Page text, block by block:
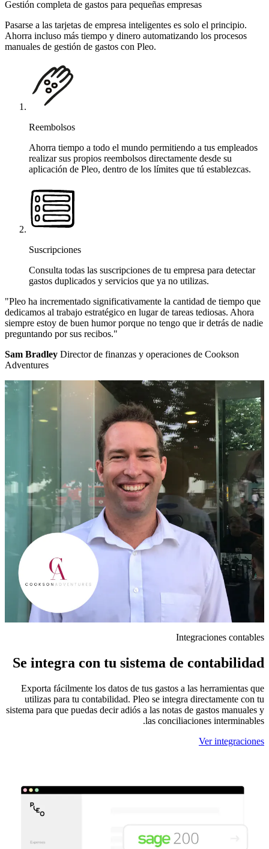
Gestión completa de gastos para pequeñas empresas
Pasarse a las tarjetas de empresa inteligentes es solo el principio.
Ahorra incluso más tiempo y dinero automatizando los procesos
manuales de gestión de gastos con Pleo.
Reembolsos
Ahorra tiempo a todo el mundo permitiendo a tus empleados
realizar sus propios reembolsos directamente desde su
aplicación de Pleo, dentro de los límites que tú establezcas.
Suscripciones
Consulta todas las suscripciones de tu empresa para detectar
gastos duplicados y servicios que ya no utilizas.
"Pleo ha incrementado significativamente la cantidad de tiempo que
dedicamos al trabajo estratégico en lugar de tareas tediosas. Ahora
siempre estoy de buen humor porque no tengo que ir detrás de nadie
preguntando por sus recibos."
Sam Bradley Director de finanzas y operaciones de Cookson
Adventures
Integraciones contables
Se integra con tu sistema de contabilidad
Exporta fácilmente los datos de tus gastos a las herramientas que
utilizas para tu contabilidad. Pleo se integra directamente con tu
sistema para que puedas decir adiós a las notas de gastos manuales y
las conciliaciones interminables.
Ver integraciones